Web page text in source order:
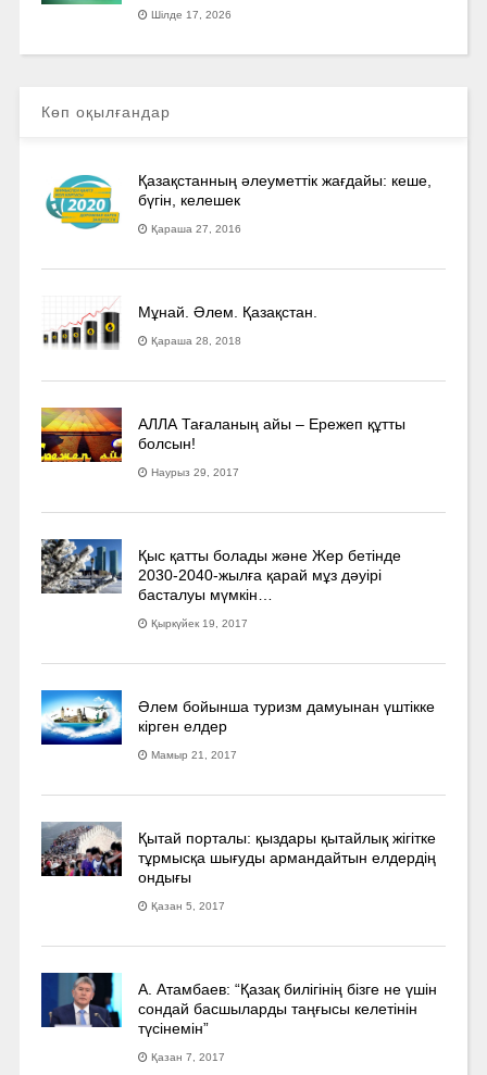
Шілде 17, 2026
Көп оқылғандар
Қазақстанның әлеуметтік жағдайы: кеше,
бүгін, келешек
Қараша 27, 2016
Мұнай. Әлем. Қазақстан.
Қараша 28, 2018
АЛЛА Тағаланың айы – Ережеп құтты
болсын!
Наурыз 29, 2017
Қыс қатты болады және Жер бетінде
2030-2040­-жылға қарай мұз дәуірі
басталуы мүмкін…
Қыркүйек 19, 2017
Әлем бойынша туризм дамуынан үштікке
кірген елдер
Мамыр 21, 2017
Қытай порталы: қыздары қытайлық жігітке
тұрмысқа шығуды армандайтын елдердің
ондығы
Қазан 5, 2017
А. Атамбаев: “Қазақ билігінің бізге не үшін
сондай басшыларды таңғысы келетінін
түсінемін”
Қазан 7, 2017